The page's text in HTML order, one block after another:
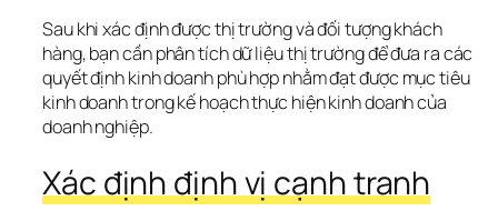
Sau khi xác định được thị trường và đối tượng khách
hàng, bạn cần phân tích dữ liệu thị trường để đưa ra các
quyết định kinh doanh phù hợp nhằm đạt được mục tiêu
kinh doanh trong kế hoạch thực hiện kinh doanh của
doanh nghiệp.
Xác định định vị cạnh tranh